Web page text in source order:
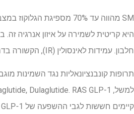
היא קריטית לשמירה על איזון אנרגיה זה.
חלבון. עמידות לאינסולין (IR), הקשורה בדרך כלל להשמנה, משבשת תהליכים אלה.